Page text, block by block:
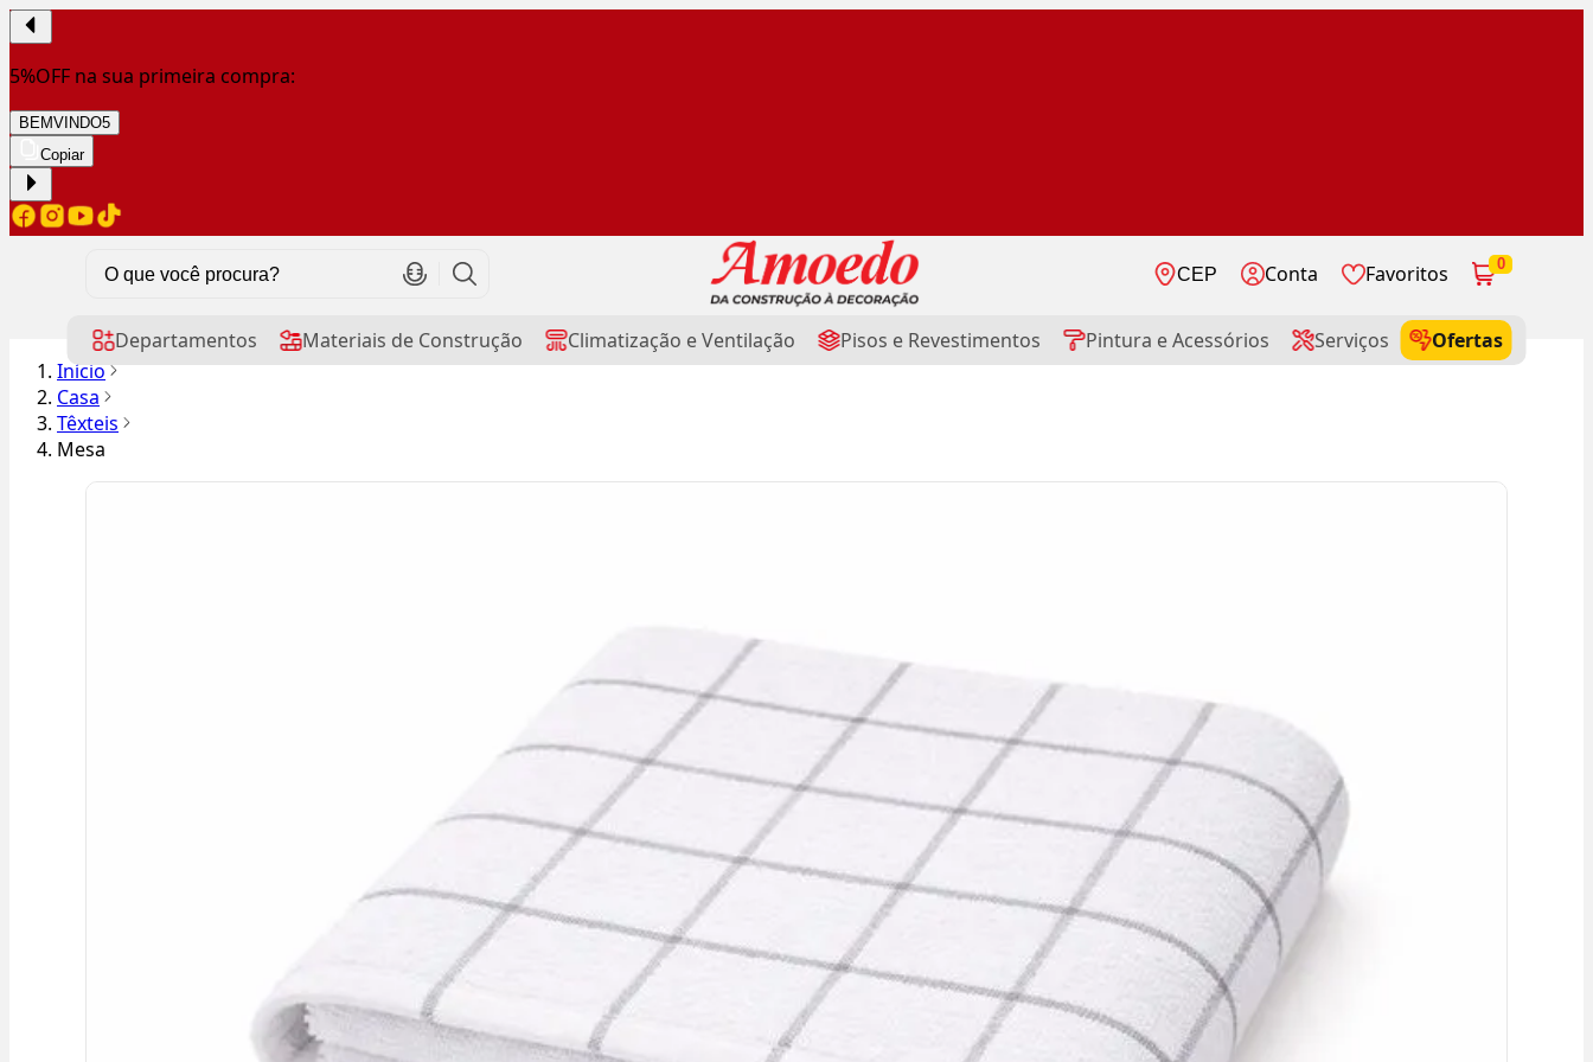
5%OFF na sua primeira compra:
BEMVINDO5
Copiar
CEP Conta Favoritos 0
Departamentos Materiais de Construção Climatização e Ventilação Pisos e Revestimentos Pintura e Acessórios Serviços
Ofertas
Início
Casa
Têxteis
Mesa